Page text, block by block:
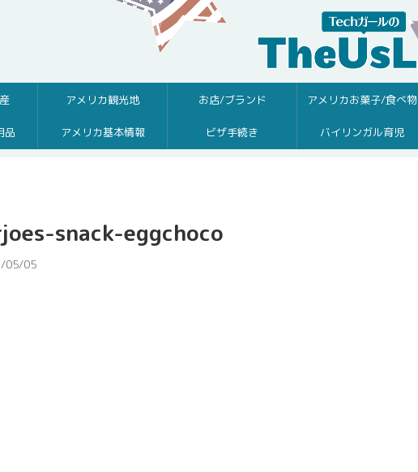
アメリカ観光地 お店/ブランド アメリカお菓子/食べ物
品 アメリカ基本情報 ビザ手続き バイリンガル育児
snack-eggchoco
05/05